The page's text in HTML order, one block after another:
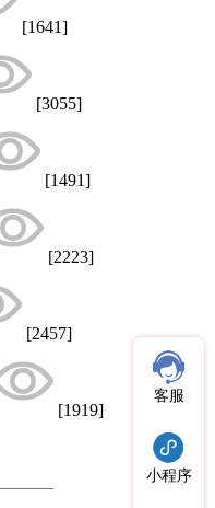
[1641]
[3055]
[1491]
[2223]
[2457]
[1919]
客服
小程序